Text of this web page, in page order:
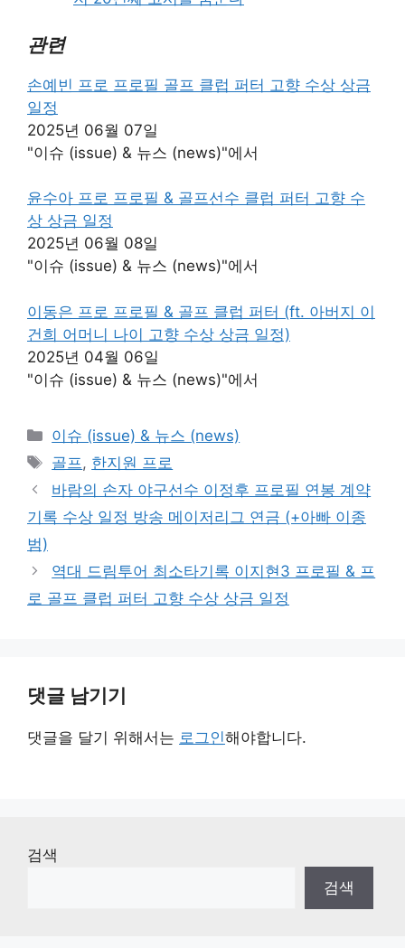
관련
손예빈 프로 프로필 골프 클럽 퍼터 고향 수상 상금
일정
2025년 06월 07일
"이슈 (issue) & 뉴스 (news)"에서
윤수아 프로 프로필 & 골프선수 클럽 퍼터 고향 수
상 상금 일정
2025년 06월 08일
"이슈 (issue) & 뉴스 (news)"에서
이동은 프로 프로필 & 골프 클럽 퍼터 (ft. 아버지 이
건희 어머니 나이 고향 수상 상금 일정)
2025년 04월 06일
"이슈 (issue) & 뉴스 (news)"에서
카
테
리
이슈 (issue) & 뉴스 (news)
태
그
골프 , 한지원 프로
바람의 손자 야구선수 이정후 프로필 연봉 계약
기록 수상 일정 방송 메이저리그 연금 (+아빠 이종
범)
역대 드림투어 최소타기록 이지현3 프로필 & 프
로 골프 클럽 퍼터 고향 수상 상금 일정
댓글 남기기
댓글을 달기 위해서는 로그인해야합니다.
검색
검색